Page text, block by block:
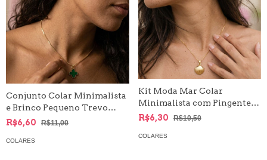
Conjunto Colar Minimalista
e Brinco Pequeno Trevo
Quatro Folhas
R$6,60 R$11,00
COLARES
Kit Moda Mar Colar
Minimalista com Pingente
Concha e Brinco Estrela do
R$6,30 R$10,50
COLARES